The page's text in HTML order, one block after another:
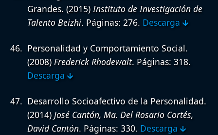
Grandes. (2015)Instituto de Investigación de
Talento Beizhi. Páginas: 276. Descarga 🡳
Personalidad y Comportamiento Social.
(2008) Frederick Rhodewalt. Páginas: 318.
Descarga 🡳
Desarrollo Socioafectivo de la Personalidad.
(2014) José Cantón, Ma. Del Rosario Cortés,
David Cantón. Páginas: 330. Descarga 🡳